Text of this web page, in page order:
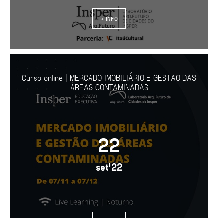
+ INFO
Curso online | MERCADO IMOBILIÁRIO E GESTÃO DAS
ÁREAS CONTAMINADAS
22
set'22